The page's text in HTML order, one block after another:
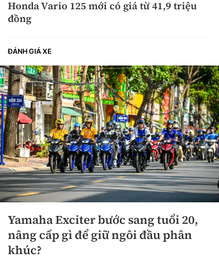
Honda Vario 125 mới có giá từ 41,9 triệu
đồng
ĐÁNH GIÁ XE
Yamaha Exciter bước sang tuổi 20,
nâng cấp gì để giữ ngôi đầu phân
khúc?